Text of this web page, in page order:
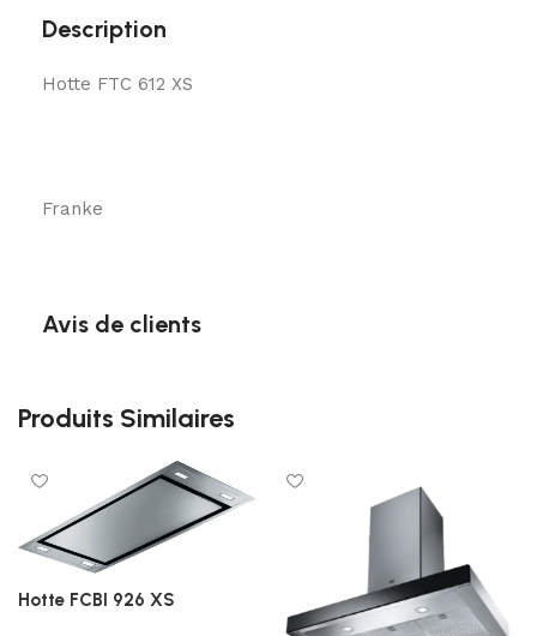
Description
Hotte FTC 612 XS
Franke
Avis de clients
Produits Similaires
Hotte FCBI 926 XS